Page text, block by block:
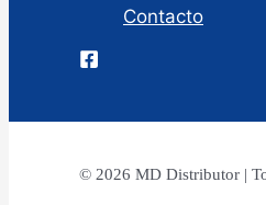
Contacto
© 2026 MD Distributor |